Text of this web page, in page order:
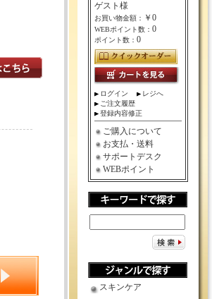
ゲスト様
お買い物金額： ￥0
WEBポイント数： 0
ポイント数： 0
ログイン
レジへ
ご注文履歴
登録内容修正
ご購入について
お支払・送料
サポートデスク
WEBポイント
スキンケア